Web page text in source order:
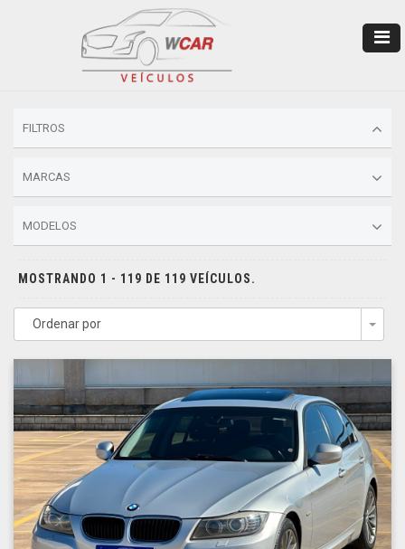
FILTROS
MARCAS
MODELOS
MOSTRANDO 1 - 119 DE 119 VEÍCULOS.
Ordenar por